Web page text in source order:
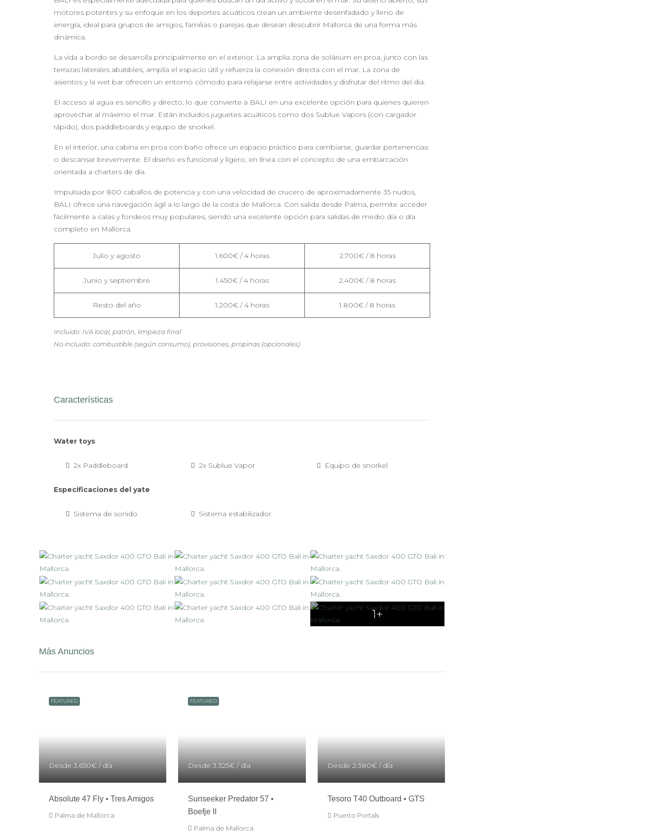
motores potentes y su enfoque en los deportes acuáticos crean un ambiente desenfadado y lleno de
energía, ideal para grupos de amigos, familias o parejas que desean descubrir Mallorca de una forma más
dinámica.
La vida a bordo se desarrolla principalmente en el exterior. La amplia zona de solárium en proa, junto con las
terrazas laterales abatibles, amplía el espacio útil y refuerza la conexión directa con el mar. La zona de
asientos y la wet bar ofrecen un entorno cómodo para relajarse entre actividades y disfrutar del ritmo del día.
El acceso al agua es sencillo y directo, lo que convierte a BALI en una excelente opción para quienes quieren
aprovechar al máximo el mar. Están incluidos juguetes acuáticos como dos Sublue Vapors (con cargador
rápido), dos paddleboards y equipo de snorkel.
En el interior, una cabina en proa con baño ofrece un espacio práctico para cambiarse, guardar pertenencias
o descansar brevemente. El diseño es funcional y ligero, en línea con el concepto de una embarcación
orientada a charters de día.
Impulsada por 800 caballos de potencia y con una velocidad de crucero de aproximadamente 35 nudos,
BALI ofrece una navegación ágil a lo largo de la costa de Mallorca. Con salida desde Palma, permite acceder
fácilmente a calas y fondeos muy populares, siendo una excelente opción para salidas de medio día o día
completo en Mallorca.
Julio y agosto 1.600€ / 4 horas 2.700€ / 8 horas
Junio y septiembre 1.450€ / 4 horas 2.400€ / 8 horas
Resto del año 1.200€ / 4 horas 1.800€ / 8 horas
Incluido: IVA local, patrón, limpieza final
No incluido: combustible (según consumo), provisiones, propinas (opcionales)
Características
Water toys
2x Paddleboard 2x Sublue Vapor Equipo de snorkel
Especificaciones del yate
Sistema de sonido Sistema estabilizador
1+
Más Anuncios
FEATURED
Desde 3.650€ / día
Absolute 47 Fly • Tres Amigos
Palma de Mallorca
FEATURED
Desde3.325€ / día
Sunseeker Predator 57 •
Boefje II
Palma de Mallorca
Desde 2.380€/ día
Tesoro T40 Outboard • GTS
Puerto Portals